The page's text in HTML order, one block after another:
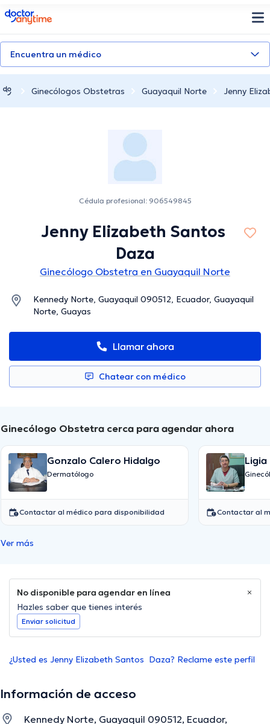
doctoranytime
Encuentra un médico
Ginecólogos Obstetras Guayaquil Norte Jenny
Cédula profesional: 906549845
Jenny Elizabeth Santos
Daza
Ginecólogo Obstetra en Guayaquil Norte
Kennedy Norte, Guayaquil 090512, Ecuador, Guayaquil
Norte, Guayas
Llamar ahora
Chatear con médico
Ginecólogo Obstetra cerca para agendar ahora
Gonzalo Calero Hidalgo
Dermatólogo
Contactar al médico para disponibilidad Contactar al
Ver más
No disponible para agendar en línea
Hazles saber que tienes interés
Enviar solicitud
¿Usted es Jenny Elizabeth Santos Daza? Reclame este perfil
Información de acceso
Kennedy Norte, Guayaquil 090512, Ecuador,